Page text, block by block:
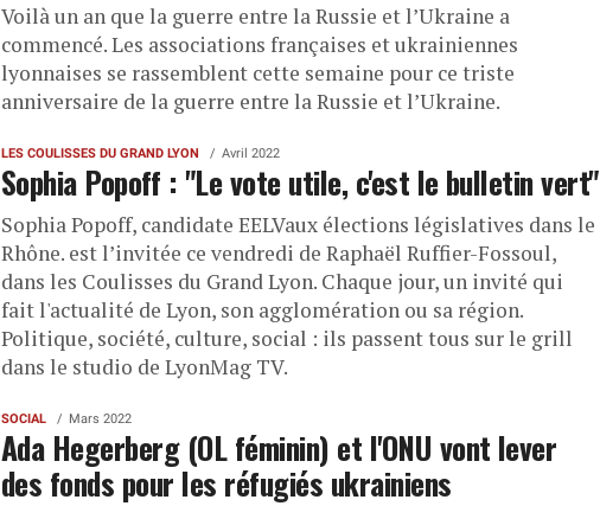
Voilà un an que la guerre entre la Russie et l’Ukraine a
commencé. Les associations françaises et ukrainiennes
lyonnaises se rassemblent cette semaine pour ce triste
anniversaire de la guerre entre la Russie et l’Ukraine.
LES COULISSES DU GRAND LYON Avril 2022
Sophia Popoff : "Le vote utile, c'est le bulletin vert"
Sophia Popoff, candidate EELVaux élections législatives dans le
Rhône. est l’invitée ce vendredi de Raphaël Ruffier-Fossoul,
dans les Coulisses du Grand Lyon. Chaque jour, un invité qui
fait l'actualité de Lyon, son agglomération ou sa région.
Politique, société, culture, social : ils passent tous sur le grill
dans le studio de LyonMag TV.
SOCIAL Mars 2022
Ada Hegerberg (OL féminin) et l'ONU vont lever
des fonds pour les réfugiés ukrainiens